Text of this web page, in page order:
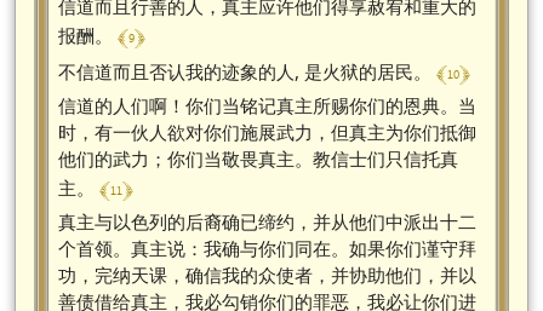
信道而且行善的人，真主应许他们得享赦宥和重大的
报酬。 ﴾ 9 ﴿
不信道而且否认我的迹象的人, 是火狱的居民。 ﴾ 10 ﴿
信道的人们啊！你们当铭记真主所赐你们的恩典。当
时，有一伙人欲对你们施展武力，但真主为你们抵御
他们的武力；你们当敬畏真主。教信士们只信托真
主。 ﴾ 11 ﴿
真主与以色列的后裔确已缔约，并从他们中派出十二
个首领。真主说：我确与你们同在。如果你们谨守拜
功，完纳天课，确信我的众使者，并协助他们，并以
善债借给真主，我必勾销你们的罪恶，我必让你们进